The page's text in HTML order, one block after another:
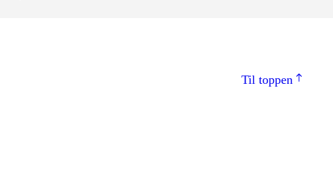
Til toppen